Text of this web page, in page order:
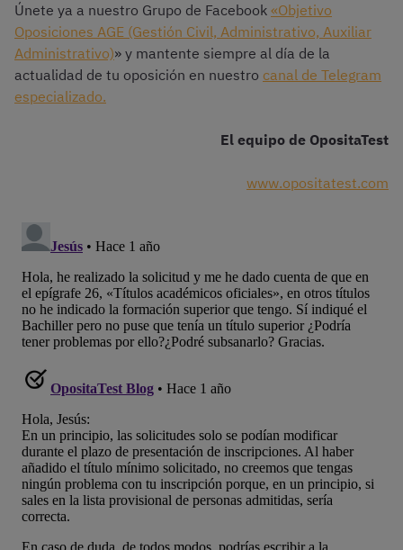
Únete ya a nuestro Grupo de Facebook «Objetivo
Oposiciones AGE (Gestión Civil, Administrativo, Auxiliar
Administrativo)» y mantente siempre al día de la
actualidad de tu oposición en nuestro canal de Telegram
especializado.
El equipo de OpositaTest
www.opositatest.com